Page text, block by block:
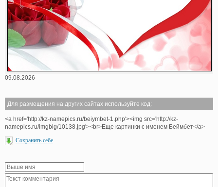
09.08.2026
Для размещения на других сайтах используйте код:
<a href='http://kz-namepics.ru/beiymbet-1.php'><img src='http://kz-
namepics.ru/imgbig/10138.jpg'><br>Еще картинки с именем Беймбет</a>
Сохранить себе